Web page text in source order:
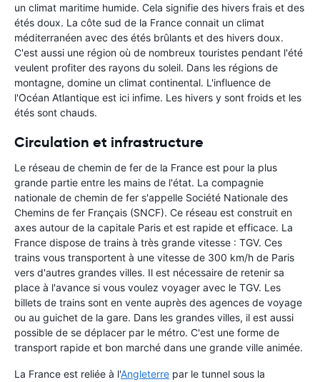
un climat maritime humide. Cela signifie des hivers frais et des
étés doux. La côte sud de la France connait un climat
méditerranéen avec des étés brûlants et des hivers doux.
C'est aussi une région où de nombreux touristes pendant l'été
veulent profiter des rayons du soleil. Dans les régions de
montagne, domine un climat continental. L'influence de
l'Océan Atlantique est ici infime. Les hivers y sont froids et les
étés sont chauds.
Circulation et infrastructure
Le réseau de chemin de fer de la France est pour la plus
grande partie entre les mains de l'état. La compagnie
nationale de chemin de fer s'appelle Société Nationale des
Chemins de fer Français (SNCF). Ce réseau est construit en
axes autour de la capitale Paris et est rapide et efficace. La
France dispose de trains à très grande vitesse : TGV. Ces
trains vous transportent à une vitesse de 300 km/h de Paris
vers d'autres grandes villes. Il est nécessaire de retenir sa
place à l'avance si vous voulez voyager avec le TGV. Les
billets de trains sont en vente auprès des agences de voyage
ou au guichet de la gare. Dans les grandes villes, il est aussi
possible de se déplacer par le métro. C'est une forme de
transport rapide et bon marché dans une grande ville animée.
La France est reliée à l'Angleterre par le tunnel sous la